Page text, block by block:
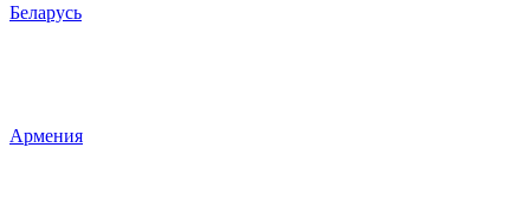
Беларусь
Армения